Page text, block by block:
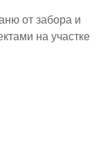
от забора и
на участке